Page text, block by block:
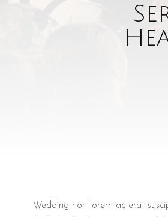
Wedding non lorem ac erat